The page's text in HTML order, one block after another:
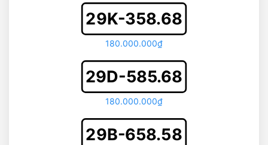
29K-358.68
180.000.000₫
29D-585.68
180.000.000₫
29B-658.58